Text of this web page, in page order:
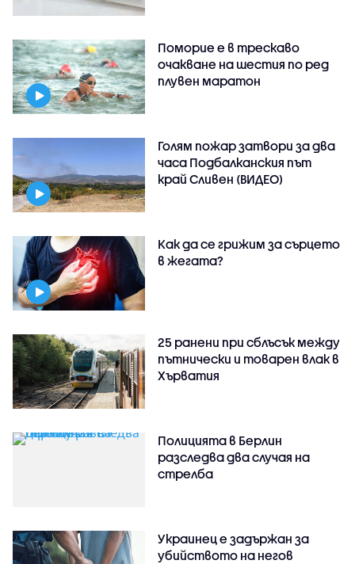
Поморие е в трескаво
очакване на шестия по ред
плувен маратон
Голям пожар затвори за два
часа Подбалканския път
край Сливен (ВИДЕО)
Как да се грижим за сърцето
в жегата?
25 ранени при сблъсък между
пътнически и товарен влак в
Хърватия
Полицията в Берлин
разследва два случая на
стрелба
Украинец е задържан за
убийството на негов